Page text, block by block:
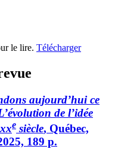
le lire. Télécharger
aujourd’hui ce
de l’idée
xxe siècle, Québec,
189 p.